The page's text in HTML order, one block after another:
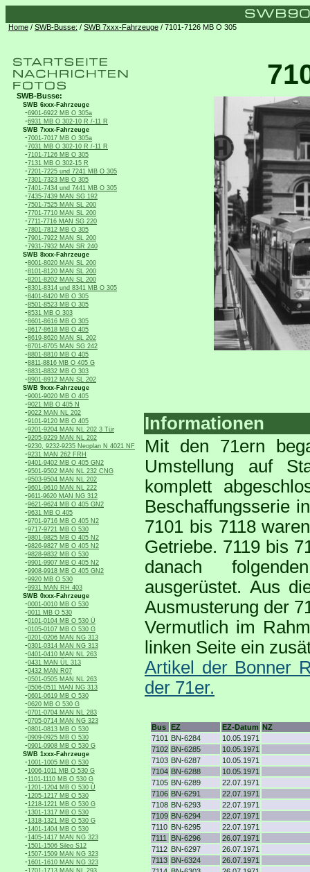
Home / SWB-Busse: / SWB 7xxx-Fahrzeuge / 7101-7126 MB O 305
SWB-Busse:
SWB 6xxx-Fahrzeuge
-6901-6922 MB O 305a
-6931 MB O 302-10 R /-11 R
SWB 7xxx-Fahrzeuge
-7001-7017 MB O 305a
-7031 MB O 302-10 R /-11 R
-7101-7126 MB O 305
-7131 MB O 302-15 R
-7201-7225 und 7241 MB O 305
-7301-7323 MB O 305
-7401-7434 und 7441 MB O 305
-7435-7439 MAN SG 192
-7501-7525 MAN SL 200
-7701-7710 MAN SL 200
-7711-7716 MAN SG 220
-7801-7812 MB O 305
-7901-7922 MAN SL 200
-7931-7932 MAN SR 240
SWB 8xxx-Fahrzeuge
-8001-8020 MAN SL 200
-8101-8120 MAN SL 200
-8201-8202 MAN SL 200
-8301-8314 und 8341 MB O 305
-8401-8420 MB O 305
-8501-8523 MB O 305
-8531 MB O 303
-8601-8616 MB O 305
-8617-8618 MB O 405
-8619-8620 MAN SL 202
-8701-8705 MAN SG 242
-8801-8810 MB O 405
-8811-8816 MB O 405 G
-8831-8832 MB O 303
-8901-8912 MAN SL 202
SWB 9xxx-Fahrzeuge
-9001-9020 MB O 405
-9021 MB O 405 N
-9022 MAN NL 202
-9101-9120 MB O 405
-9201-9204 MAN NL 202 3 Tür
-9205-9229 MAN NL 202
-9230, 9232-9235 Neoplan N 4021 NF
-9231 MAN 262 FRH
-9401-9402 MB O 405 GN2
-9501-9502 MAN NL 232 CNG
-9503-9504 MAN NL 202
-9601-9610 MAN NL 222
-9611-9620 MAN NG 312
-9621-9624 MB O 405 GN2
-9631 MB O 405
-9701-9716 MB O 405 N2
-9717-9721 MB O 530
-9801-9825 MB O 405 N2
-9826-9827 MB O 405 N2
-9828-9832 MB O 530
-9901-9907 MB O 405 N2
-9908-9918 MB O 405 GN2
-9920 MB O 530
-9931 MAN RH 403
SWB 0xxx-Fahrzeuge
-0001-0010 MB O 530
-0011 MB O 530
-0101-0104 MB O 530 Ü
-0105-0107 MB O 530 G
-0201-0206 MAN NG 313
-0301-0314 MAN NG 313
-0401-0410 MAN NL 263
-0431 MAN ÜL 313
-0432 MAN R07
-0501-0505 MAN NL 263
-0506-0511 MAN NG 313
-0601-0619 MB O 530
-0620 MB O 530 G
-0701-0704 MAN NL 283
-0705-0714 MAN NG 323
-0801-0813 MB O 530
-0909-0925 MB O 530
-0901-0908 MB O 530 G
SWB 1xxx-Fahrzeuge
-1001-1005 MB O 530
-1006-1011 MB O 530 G
-1101-1110 MB O 530 G
-1201-1204 MB O 530 Ü
-1205-1217 MB O 530
-1218-1221 MB O 530 G
-1301-1317 MB O 530
-1318-1321 MB O 530 G
-1401-1404 MB O 530
-1405-1417 MAN NG 323
-1501-1506 Sileo S12
-1507-1509 MAN NG 323
-1601-1610 MAN NG 323
-1701-1713 MAN NL 293
Informationen
Mit den 71ern
Umstellung auf
komplett
Beschaffungsserie
7101 bis 7118
Getriebe. 7119 bis
danach
ausgerüstet. Aus
Ausmusterung der
Vermutlich im
linken Seite ein
Artikel der Bonner
der 71er.
Bus EZ EZ-Datum NZ
7101 BN-6284
10.05.1971
7102 BN-6285
10.05.1971
7103 BN-6287
10.05.1971
7104 BN-6288
10.05.1971
7105 BN-6289
22.07.1971
7106 BN-6291
22.07.1971
7108 BN-6293
22.07.1971
7109 BN-6294
22.07.1971
7110 BN-6295
22.07.1971
7111
BN-6296
26.07.1971
7112 BN-6297
26.07.1971
7113 BN-6324
26.07.1971